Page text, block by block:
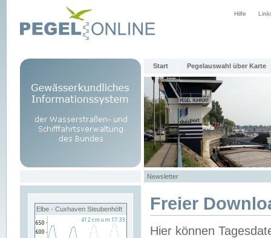
Hilfe
Start Pegelauswahl über Karte
Newsletter
Elbe - Cuxhaven Steubenhöft Freier
Hier können